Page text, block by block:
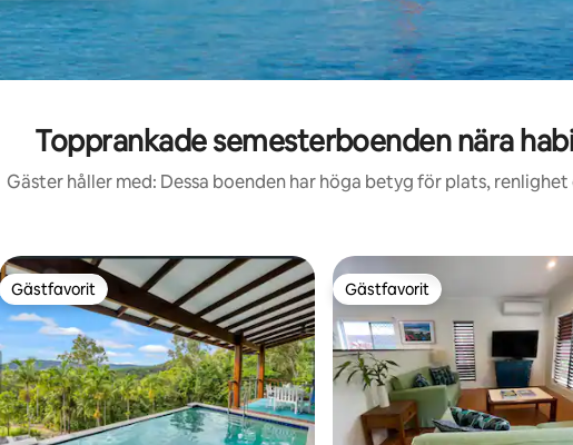
Topprankade semesterboenden nära
Gäster håller med: Dessa boenden har höga betyg för plats, renlighet
Gästfavorit
Gästfavorit Gästfavorit
Gästfavorit